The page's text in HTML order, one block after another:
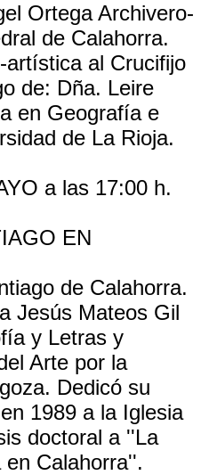
Ortega Archivero-
de Calahorra.
artística al Crucifijo
de: Dña. Leire
en Geografía e
de La Rioja.
a las 17:00 h.
EN
de Calahorra.
Jesús Mateos Gil
y Letras y
Arte por la
Dedicó su
1989 a la Iglesia
doctoral a ''La
Calahorra''.